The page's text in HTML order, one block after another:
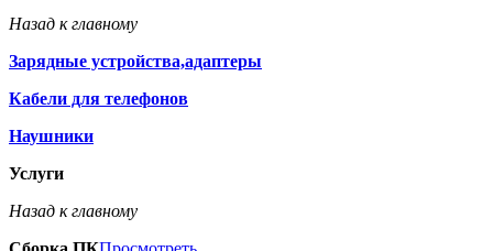
Назад к главному
Зарядные устройства,адаптеры
Кабели для телефонов
Наушники
Услуги
Назад к главному